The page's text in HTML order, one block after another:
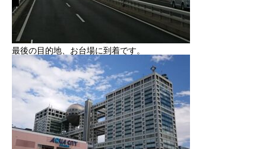
最後の目的地、お台場に到着です。